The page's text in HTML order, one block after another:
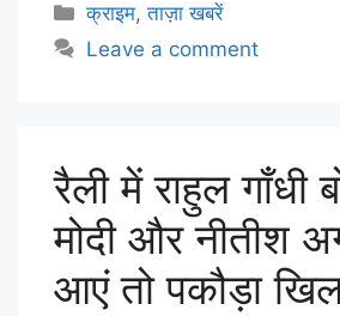
क्राइम,ताज़ा खबरें
Leave a comment
रैली में राहुल गाँधी
मोदी और नीतीश
आएं तो पकौड़ा